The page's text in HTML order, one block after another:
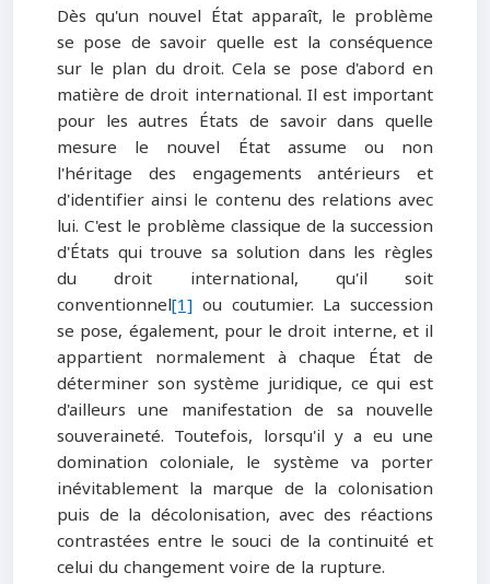
Dès qu'un nouvel État apparaît, le problème
se pose de savoir quelle est la conséquence
sur le plan du droit. Cela se pose d'abord en
matière de droit international. Il est important
pour les autres États de savoir dans quelle
mesure le nouvel État assume ou non
l'héritage des engagements antérieurs et
d'identifier ainsi le contenu des relations avec
lui. C'est le problème classique de la succession
d'États qui trouve sa solution dans les règles
du droit international, qu'il soit
conventionnel[1] ou coutumier. La succession
se pose, également, pour le droit interne, et il
appartient normalement à chaque État de
déterminer son système juridique, ce qui est
d'ailleurs une manifestation de sa nouvelle
souveraineté. Toutefois, lorsqu'il y a eu une
domination coloniale, le système va porter
inévitablement la marque de la colonisation
puis de la décolonisation, avec des réactions
contrastées entre le souci de la continuité et
celui du changement voire de la rupture.